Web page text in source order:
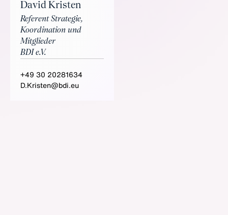
David Kristen
Referent Strategie,
Koordination und
Mitglieder
BDI e.V.
+49 30 20281634
D.Kristen@bdi.eu